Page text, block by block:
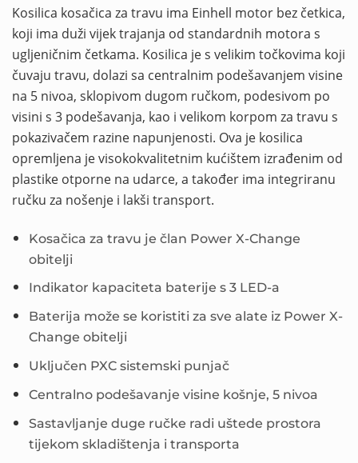
Kosilica kosačica za travu ima Einhell motor bez četkica,
koji ima duži vijek trajanja od standardnih motora s
ugljeničnim četkama. Kosilica je s velikim točkovima koji
čuvaju travu, dolazi sa centralnim podešavanjem visine
na 5 nivoa, sklopivom dugom ručkom, podesivom po
visini s 3 podešavanja, kao i velikom korpom za travu s
pokazivačem razine napunjenosti. Ova je kosilica
opremljena je visokokvalitetnim kućištem izrađenim od
plastike otporne na udarce, a također ima integriranu
ručku za nošenje i lakši transport.
Kosačica za travu je član Power X-Change
obitelji
Indikator kapaciteta baterije s 3 LED-a
Baterija može se koristiti za sve alate iz Power X-
Change obitelji
Uključen PXC sistemski punjač
Centralno podešavanje visine košnje, 5 nivoa
Sastavljanje duge ručke radi uštede prostora
tijekom skladištenja i transporta